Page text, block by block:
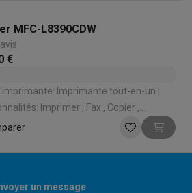
MFC-L8390CDW
€
Imprimante tout-en-un |
Imprimer , Fax , Copier ,
Bureau
un message